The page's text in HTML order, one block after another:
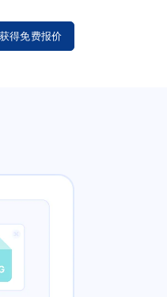
获得免费报价